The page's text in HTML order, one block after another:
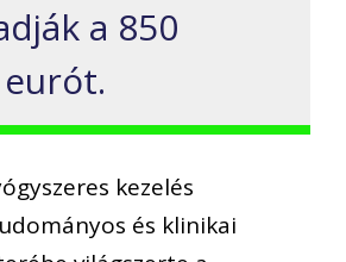
a 850
kezelés
és klinikai